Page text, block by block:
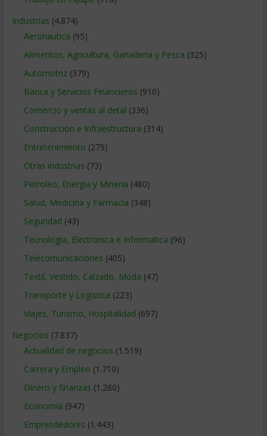
Industrias (4.874)
Aeronautica (95)
Alimentos, Agricultura, Ganaderia y Pesca (325)
Automotriz(379)
Banca y Servicios Financieros (910)
Comercio y ventas al detal (336)
Construccion e Infraestructura (314)
Entretenimiento (279)
Otras industrias (73)
Petroleo, Energia y Mineria (480)
Salud, Medicina y Farmacia (348)
Seguridad (43)
Tecnologia, Electronica e Informatica (96)
Telecomunicaciones (405)
Textil, Vestido, Calzado, Moda (47)
Transporte y Logistica (223)
Viajes, Turismo, Hospitalidad (697)
Negocios (7.837)
Actualidad de negocios (1.519)
Carrera y Empleo (1.710)
Dinero y finanzas (1.260)
Economía (947)
Emprendedores (1.443)